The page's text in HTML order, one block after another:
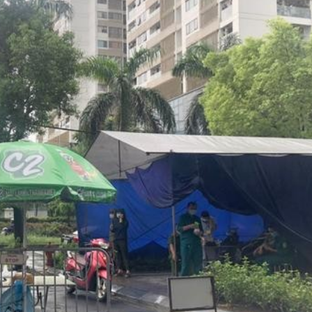
nhà
Bắc Biên - Giữ một
làng ven sông Hồng
Nội
TS. Trần Kim Hào